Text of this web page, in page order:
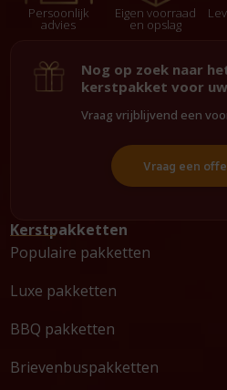
Persoonlijk
advies
Eigen voorraad
en opslag
Nog op zoek naar
kerstpakket voor
Vraag vrijblijvend een
Vraag een
Kerstpakketten
Populaire pakketten
Luxe pakketten
BBQ pakketten
Brievenbuspakketten